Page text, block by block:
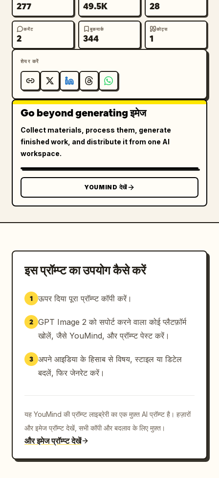
277 49.5K 28
कमेंट
2
बुकमार्क
344
कोट्स
1
शेयर करें
Go beyond generating इमेज
Collect materials, process them, generate
finished work, and distribute it from one AI
workspace.
YOUMIND देखें
इस प्रॉम्प्ट का उपयोग कैसे करें
1 ऊपर दिया पूरा प्रॉम्प्ट कॉपी करें।
2 GPT Image 2 को सपोर्ट करने वाला कोई प्लैटफ़ॉर्म
खोलें, जैसे YouMind, और प्रॉम्प्ट पेस्ट करें।
3 अपने आइडिया के हिसाब से विषय, स्टाइल या डिटेल
बदलें, फिर जेनरेट करें।
यह YouMind की प्रॉम्प्ट लाइब्रेरी का एक मुफ़्त AI प्रॉम्प्ट है। हज़ारों
और इमेज प्रॉम्प्ट देखें, सभी कॉपी और बदलाव के लिए मुफ़्त।
और इमेज प्रॉम्प्ट देखें